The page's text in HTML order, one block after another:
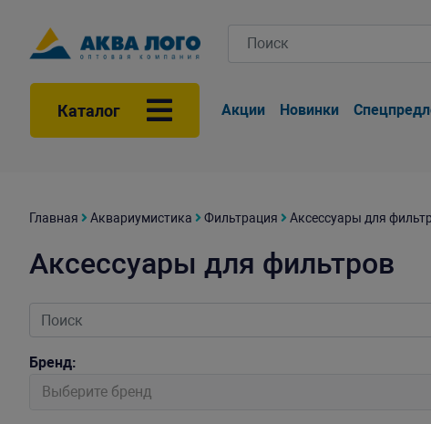
Каталог Акции Новинки
Главная Аквариумистика Фильтрация Аксессуары для
Аксессуары для фильтров
Бренд:
Выберите бренд